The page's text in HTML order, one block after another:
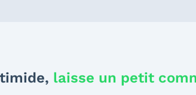
laisse un petit